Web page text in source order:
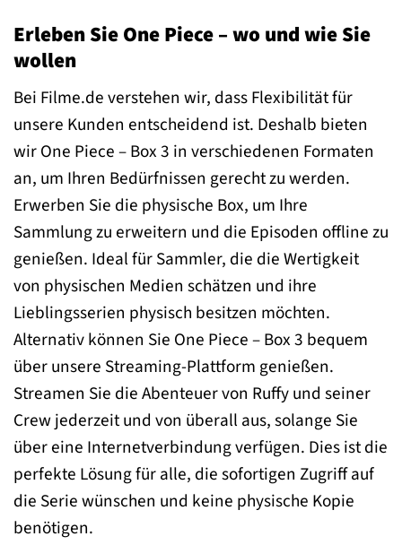
Erleben Sie One Piece – wo und wie Sie
wollen
Bei Filme.de verstehen wir, dass Flexibilität für
unsere Kunden entscheidend ist. Deshalb bieten
wir One Piece – Box 3 in verschiedenen Formaten
an, um Ihren Bedürfnissen gerecht zu werden.
Erwerben Sie die physische Box, um Ihre
Sammlung zu erweitern und die Episoden offline zu
genießen. Ideal für Sammler, die die Wertigkeit
von physischen Medien schätzen und ihre
Lieblingsserien physisch besitzen möchten.
Alternativ können Sie One Piece – Box 3 bequem
über unsere Streaming-Plattform genießen.
Streamen Sie die Abenteuer von Ruffy und seiner
Crew jederzeit und von überall aus, solange Sie
über eine Internetverbindung verfügen. Dies ist die
perfekte Lösung für alle, die sofortigen Zugriff auf
die Serie wünschen und keine physische Kopie
benötigen.